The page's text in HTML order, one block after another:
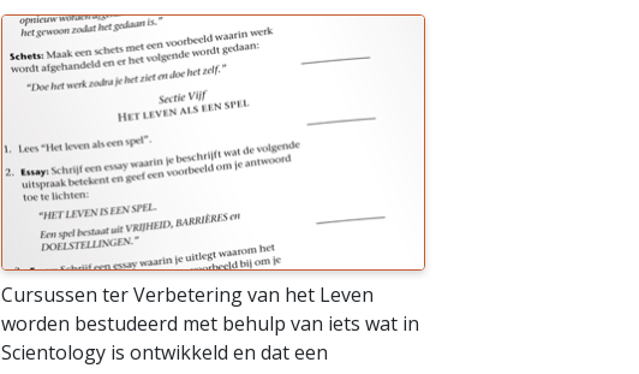
Cursussen ter Verbetering van het Leven
worden bestudeerd met behulp van iets wat in
Scientology is ontwikkeld en dat een